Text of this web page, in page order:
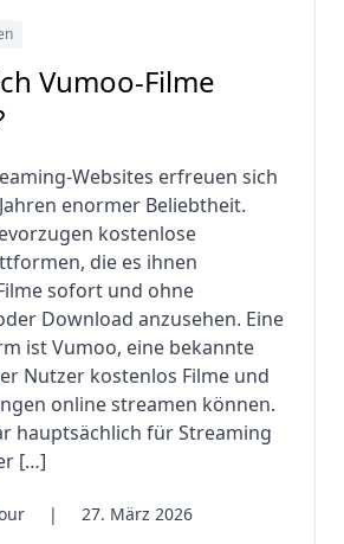
Vumoo-Filme
Websites erfreuen sich
enormer Beliebtheit.
kostenlose
die es ihnen
sofort und ohne
Download anzusehen. Eine
ist Vumoo, eine bekannte
Nutzer kostenlos Filme und
online streamen können.
hauptsächlich für Streaming
[…]
| 27. März 2026